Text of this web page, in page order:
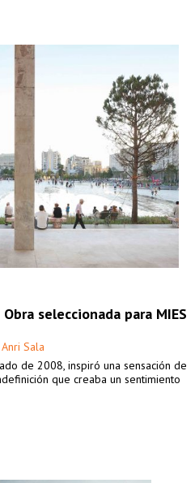
seleccionada para MIES
Anri Sala
de 2008, inspiró una sensación de
que creaba un sentimiento